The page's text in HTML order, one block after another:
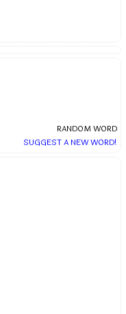
RANDOM WORD
SUGGEST A NEW WORD!